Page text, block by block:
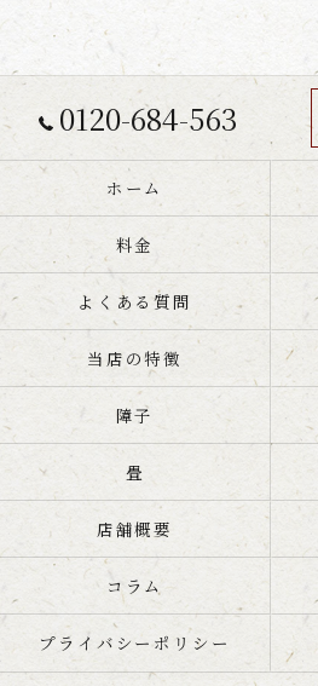
0120-684-563
ホーム
料金
よくある質問
当店の特徴
障子
畳
店舗概要
コラム
プライバシーポリシー